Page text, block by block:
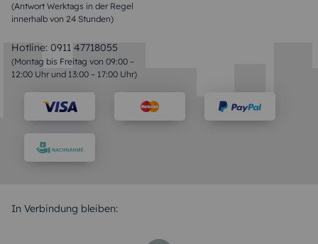
(Antwort Werktags in der Regel
innerhalb von 24 Stunden)
Hotline: 0911 47718055
(Montag bis Freitag von 09:00 –
12:00 Uhr und 13:00 – 17:00 Uhr)
In Verbindung bleiben: